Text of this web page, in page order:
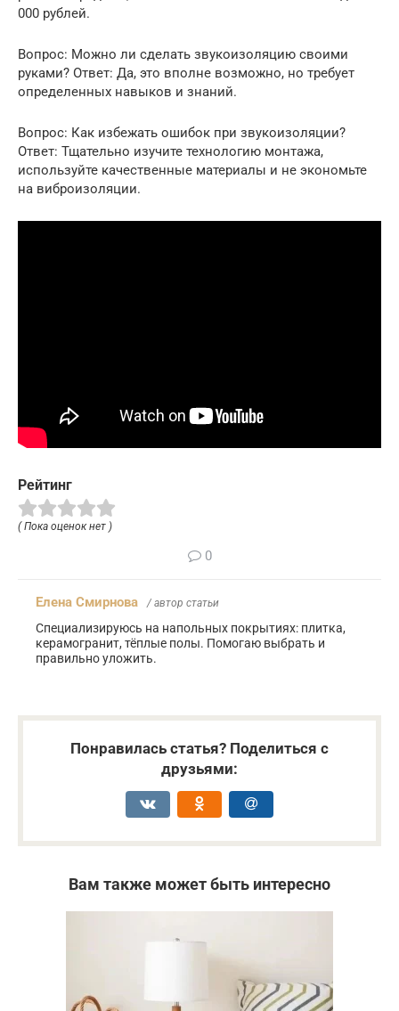
000 рублей.
Вопрос: Можно ли сделать звукоизоляцию своими
руками? Ответ: Да, это вполне возможно, но требует
определенных навыков и знаний.
Вопрос: Как избежать ошибок при звукоизоляции?
Ответ: Тщательно изучите технологию монтажа,
используйте качественные материалы и не экономьте
на виброизоляции.
Рейтинг
( Пока оценок нет )
0
Елена Смирнова / автор статьи
Специализируюсь на напольных покрытиях: плитка,
керамогранит, тёплые полы. Помогаю выбрать и
правильно уложить.
Понравилась статья? Поделиться с
друзьями:
Вам также может быть интересно